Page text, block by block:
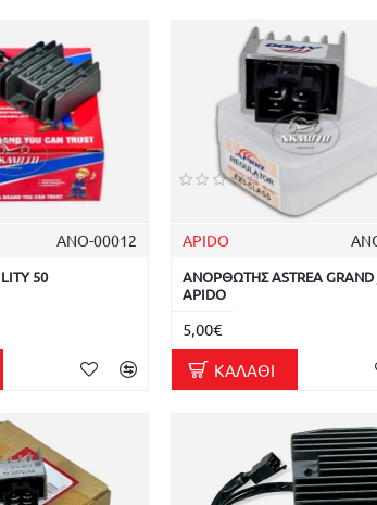
ΑΝΟ-00012
50
APIDO
ΑΝΟΡΘΩΤΗΣ ASTREA GRAND
APIDO
5,00€
ΚΑΛΆΘΙ